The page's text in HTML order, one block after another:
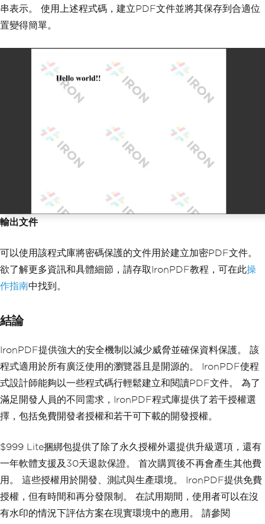
串表示。 使用上述程式碼，建立PDF文件並將其保存到合適位
置變得簡單。
輸出文件
可以使用該程式庫將密碼保護的文件用於建立加密PDF文件。
欲了解更多資訊和具體細節，請存取IronPDF教程，可在此操
作指南中找到。
結論
IronPDF提供強大的安全機制以減少威脅並確保資料保護。 該
程式適用於所有廣泛使用的瀏覽器且是開源的。 IronPDF使程
式設計師能夠以一些程式碼行輕鬆建立和閱讀PDF文件。 為了
滿足開發人員的不同需求，IronPDF程式庫提供了若干授權選
擇，包括免費開發者授權和若干可下載的開發授權。
$999 Lite捆綁包提供了除了永久授權外還提供升級選項，還有
一年軟體支援及30天退款保證。 首次購買後不再會產生其他費
用。 這些授權用於開發、測試與生產環境。 IronPDF提供免費
授權，但有時間和再分發限制。 在試用期間，使用者可以在沒
有水印的情況下評估方案在現實環境中的應用。 請參閱